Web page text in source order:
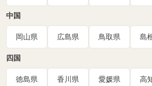
中国
岡山県 広島県 鳥取県 島
四国
徳島県 香川県 愛媛県 高